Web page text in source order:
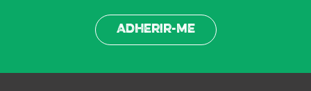
Adherir-me